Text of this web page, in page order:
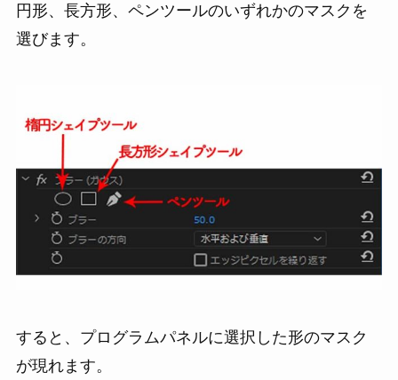
円形、長方形、ペンツールのいずれかのマスクを
選びます。
すると、プログラムパネルに選択した形のマスク
が現れます。